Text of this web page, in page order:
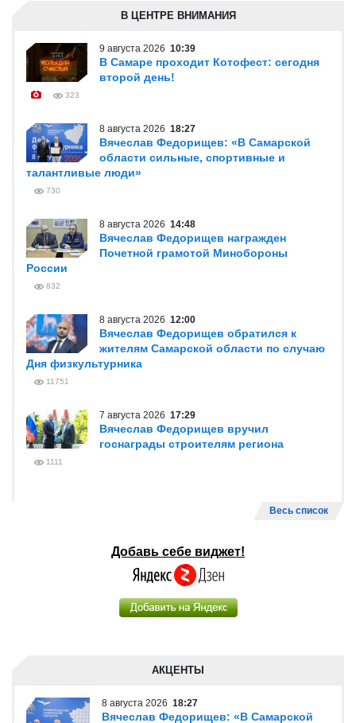
В ЦЕНТРЕ ВНИМАНИЯ
9 августа 2026 10:39
В Самаре проходит Котофест: сегодня
второй день!
323
8 августа 2026 18:27
Вячеслав Федорищев: «В Самарской
области сильные, спортивные и
талантливые люди»
730
8 августа 2026 14:48
Вячеслав Федорищев награжден
Почетной грамотой Минобороны
России
832
8 августа 2026 12:00
Вячеслав Федорищев обратился к
жителям Самарской области по случаю
Дня физкультурника
11751
7 августа 2026 17:29
Вячеслав Федорищев вручил
госнаграды строителям региона
1111
Весь список
Добавь себе виджет!
АКЦЕНТЫ
8 августа 2026 18:27
Вячеслав Федорищев: «В Самарской